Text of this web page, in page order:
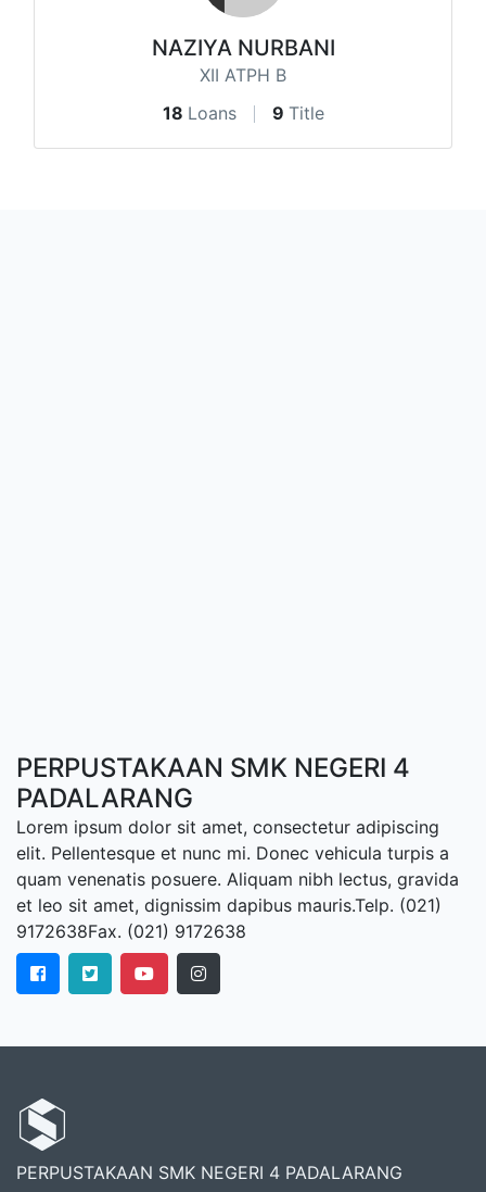
NAZIYA NURBANI
XII ATPH B
18 Loans 9 Title
PERPUSTAKAAN SMK NEGERI 4
PADALARANG
Lorem ipsum dolor sit amet, consectetur adipiscing
elit. Pellentesque et nunc mi. Donec vehicula turpis a
quam venenatis posuere. Aliquam nibh lectus, gravida
et leo sit amet, dignissim dapibus mauris.Telp. (021)
9172638Fax. (021) 9172638
PERPUSTAKAAN SMK NEGERI 4 PADALARANG